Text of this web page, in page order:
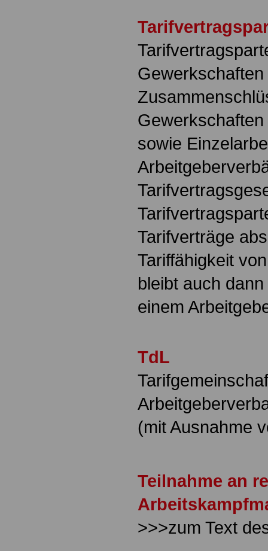
sowie
Tarifverträge
Tariffähigkeit
bleibt auch
einem
TdL
(mit Ausnahme
Teilnahme an
>>>zum Text